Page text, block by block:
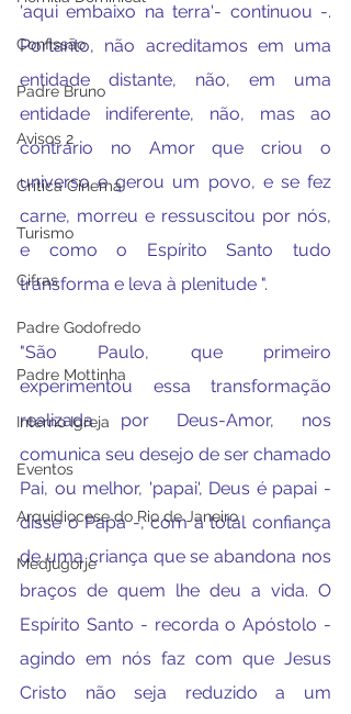
Confissão
Padre Bruno
Avisos 2
Crítica Cinema
Turismo
Cifras
Padre Godofredo
Padre Mottinha
Interno Igreja
Eventos
Arquidiocese do Rio de Janeiro
Medjugorje
'aqui embaixo na terra'- continuou -.
Portanto, não acreditamos em uma
entidade distante, não, em uma
entidade indiferente, não, mas ao
contrário no Amor que criou o
universo e gerou um povo, e se fez
carne, morreu e ressuscitou por nós,
e como o Espírito Santo tudo
transforma e leva à plenitude ".
"São Paulo, que primeiro
experimentou essa transformação
realizada por Deus-Amor, nos
comunica seu desejo de ser chamado
Pai, ou melhor, 'papai', Deus é papai -
disse o Papa -, com a total confiança
de uma criança que se abandona nos
braços de quem lhe deu a vida. O
Espírito Santo - recorda o Apóstolo -
agindo em nós faz com que Jesus
Cristo não seja reduzido a um